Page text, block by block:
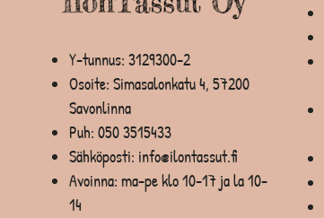
Y-tunnus: 3129300-2
Osoite: Simasalonkatu 4, 57200
Savonlinna
Puh: 050 3515433
Sähköposti: info@ilontassut.fi
Avoinna: ma-pe klo 10-17 ja la 10-
14